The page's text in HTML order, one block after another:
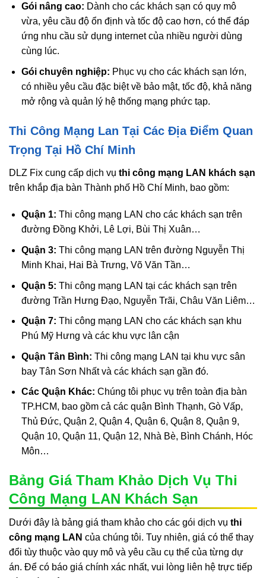
Gói nâng cao: Dành cho các khách sạn có quy mô
vừa, yêu cầu độ ổn định và tốc độ cao hơn, có thể đáp
ứng nhu cầu sử dụng internet của nhiều người dùng
cùng lúc.
Gói chuyên nghiệp: Phục vụ cho các khách sạn lớn,
có nhiều yêu cầu đặc biệt về bảo mật, tốc độ, khả năng
mở rộng và quản lý hệ thống mạng phức tạp.
Thi Công Mạng Lan Tại Các Địa Điểm Quan
Trọng Tại Hồ Chí Minh
DLZ Fix cung cấp dịch vụ thi công mạng LAN khách sạn
trên khắp địa bàn Thành phố Hồ Chí Minh, bao gồm:
Quận 1: Thi công mạng LAN cho các khách sạn trên
đường Đồng Khởi, Lê Lợi, Bùi Thị Xuân…
Quận 3: Thi công mạng LAN trên đường Nguyễn Thị
Minh Khai, Hai Bà Trưng, Võ Văn Tần…
Quận 5: Thi công mạng LAN tại các khách sạn trên
đường Trần Hưng Đạo, Nguyễn Trãi, Châu Văn Liêm…
Quận 7: Thi công mạng LAN cho các khách sạn khu
Phú Mỹ Hưng và các khu vực lân cận
Quận Tân Bình: Thi công mạng LAN tại khu vực sân
bay Tân Sơn Nhất và các khách sạn gần đó.
Các Quận Khác: Chúng tôi phục vụ trên toàn địa bàn
TP.HCM, bao gồm cả các quận Bình Thạnh, Gò Vấp,
Thủ Đức, Quận 2, Quận 4, Quận 6, Quận 8, Quận 9,
Quận 10, Quận 11, Quận 12, Nhà Bè, Bình Chánh, Hóc
Môn…
Bảng Giá Tham Khảo Dịch Vụ Thi
Công Mạng LAN Khách Sạn
Dưới đây là bảng giá tham khảo cho các gói dịch vụ thi
công mạng LAN của chúng tôi. Tuy nhiên, giá có thể thay
đổi tùy thuộc vào quy mô và yêu cầu cụ thể của từng dự
án. Để có báo giá chính xác nhất, vui lòng liên hệ trực tiếp